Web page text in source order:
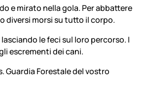
e mirato nella gola. Per abbattere
diversi morsi su tutto il corpo.
le feci sul loro percorso. I
escrementi dei cani.
Guardia Forestale del vostro